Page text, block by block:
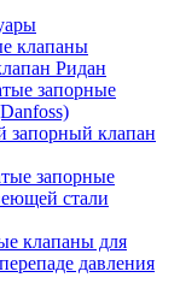
клапаны
Ридан
запорные
запорный клапан
запорные
стали
клапаны для
давления